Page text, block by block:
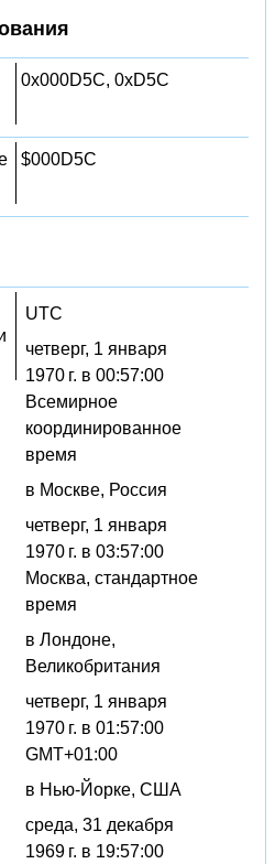
0x000D5C, 0xD5C
$000D5C
UTC
четверг, 1 января
1970 г. в 00:57:00
Всемирное
координированное
время
в Москве, Россия
четверг, 1 января
1970 г. в 03:57:00
Москва, стандартное
время
в Лондоне,
Великобритания
четверг, 1 января
1970 г. в 01:57:00
GMT+01:00
в Нью-Йорке, США
среда, 31 декабря
1969 г. в 19:57:00